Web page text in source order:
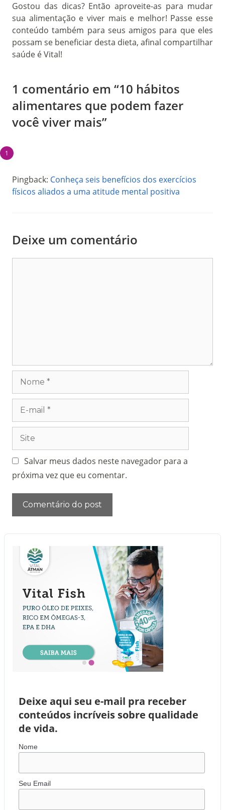
Gostou das dicas? Então aproveite-as para mudar
sua alimentação e viver mais e melhor! Passe esse
conteúdo também para seus amigos para que eles
possam se beneficiar desta dieta, afinal compartilhar
saúde é Vital!
1 comentário em “10 hábitos
alimentares que podem fazer
você viver mais”
Pingback: Conheça seis benefícios dos exercícios
físicos aliados a uma atitude mental positiva
Deixe um comentário
Salvar meus dados neste navegador para a
próxima vez que eu comentar.
Deixe aqui seu e-mail pra receber
conteúdos incríveis sobre qualidade
de vida.
Nome
Seu Email